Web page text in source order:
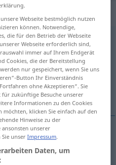
pl>
anklicken/antippen)
Webseite bestmöglich nutzen
können. Notwendige,
die für den Betrieb der Webseite
Webseite erforderlich sind,
immer auf Ihrem Endgerät
Cookies, die der Bereitstellung
nur gespeichert, wenn Sie uns
Button Ihr Einverständnis
ohne Akzeptieren“. Sie
zukünftige Besuche unserer
Informationen zu den Cookies
klicken Sie einfach auf den
Hinweise zu der
unserer
Sie unserImpressum.
Daten, um